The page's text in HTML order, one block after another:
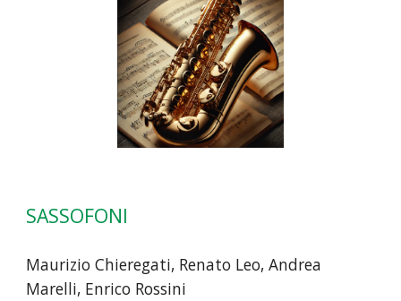
SASSOFONI
Maurizio Chieregati, Renato Leo, Andrea
Marelli, Enrico Rossini